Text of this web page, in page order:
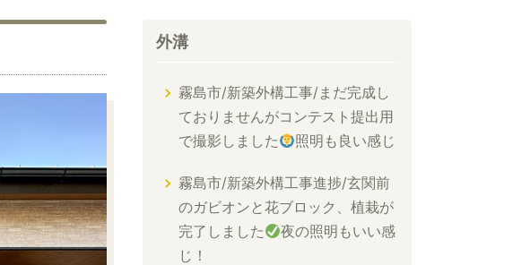
外溝
霧島市/新築外構工事/まだ完成し
ておりませんがコンテスト提出用
で撮影しました
照明も良い感じ
霧島市/新築外構工事進捗/玄関前
のガビオンと花ブロック、植栽が
完了しました
夜の照明もいい感
じ！